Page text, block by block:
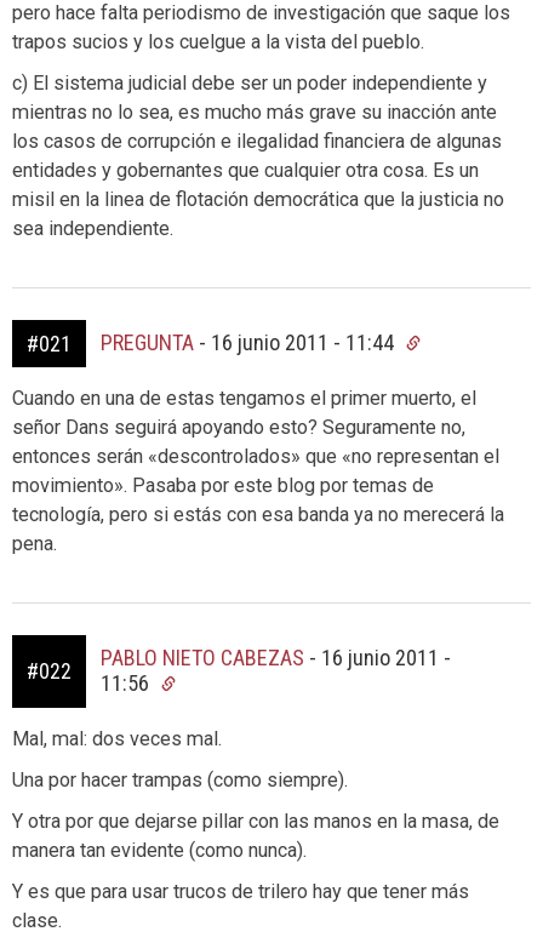
pero hace falta periodismo de investigación que saque los
trapos sucios y los cuelgue a la vista del pueblo.
c) El sistema judicial debe ser un poder independiente y
mientras no lo sea, es mucho más grave su inacción ante
los casos de corrupción e ilegalidad financiera de algunas
entidades y gobernantes que cualquier otra cosa. Es un
misil en la linea de flotación democrática que la justicia no
sea independiente.
#021 PREGUNTA - 16 junio 2011 - 11:44
Cuando en una de estas tengamos el primer muerto, el
señor Dans seguirá apoyando esto? Seguramente no,
entonces serán «descontrolados» que «no representan el
movimiento». Pasaba por este blog por temas de
tecnología, pero si estás con esa banda ya no merecerá la
pena.
#022
PABLO NIETO CABEZAS - 16 junio 2011 -
11:56
Mal, mal: dos veces mal.
Una por hacer trampas (como siempre).
Y otra por que dejarse pillar con las manos en la masa, de
manera tan evidente (como nunca).
Y es que para usar trucos de trilero hay que tener más
clase.